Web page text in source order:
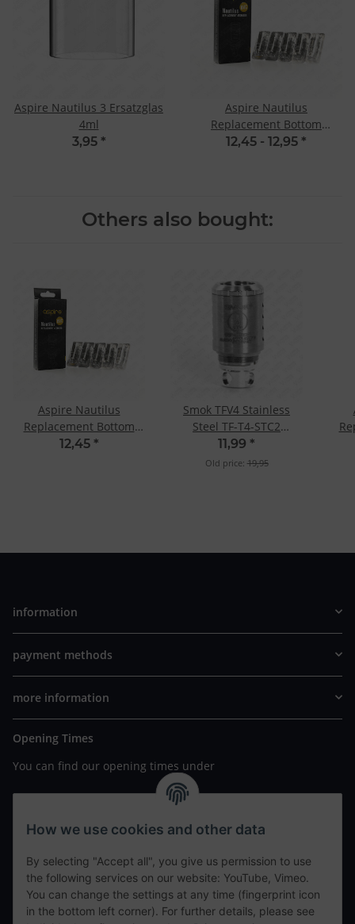
Aspire Nautilus 3 Ersatzglas
4ml
3,95 *
Aspire Nautilus
Replacement Bottom
Vertical Coil
12,45 - 12,95 *
Others also bought:
Aspire Nautilus
Replacement Bottom
Vertical Coil 1.8 Ohm
12,45 *
Smok TFV4 Stainless
Steel TF-T4-STC2
replacement coil
11,99 *
Old price: 19,95
information
payment methods
more information
Opening Times
You can find our opening times under
https://www.wannavapor.de/Filialen
your personal site
contact details
tweet
How we use cookies and other data
By selecting "Accept all", you give us permission to use
the following services on our website: YouTube, Vimeo.
You can change the settings at any time (fingerprint icon
in the bottom left corner). For further details, please see